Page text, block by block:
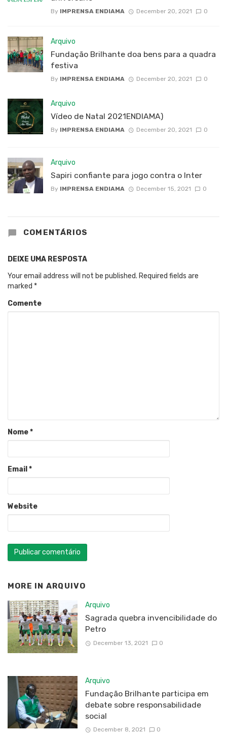
By IMPRENSA ENDIAMA December 20, 2021 0
Arquivo
Fundação Brilhante doa bens para a quadra
festiva
By IMPRENSA ENDIAMA December 20, 2021 0
Arquivo
Vídeo de Natal 2021ENDIAMA)
By IMPRENSA ENDIAMA December 20, 2021 0
Arquivo
Sapiri confiante para jogo contra o Inter
By IMPRENSA ENDIAMA December 15, 2021 0
COMENTÁRIOS
DEIXE UMA RESPOSTA
Your email address will not be published. Required fields are
marked *
Comente
Nome*
Email *
Website
MORE IN ARQUIVO
Arquivo
Sagrada quebra invencibilidade do
Petro
December 13, 2021 0
Arquivo
Fundação Brilhante participa em
debate sobre responsabilidade
social
December 8, 2021 0